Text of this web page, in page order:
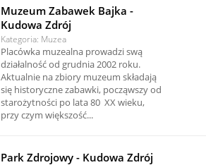
Muzeum Zabawek Bajka -
Kudowa Zdrój
Kategoria: Muzea
Placówka muzealna prowadzi swą
działalność od grudnia 2002 roku.
Aktualnie na zbiory muzeum składają
się historyczne zabawki, począwszy od
starożytności po lata 80 XX wieku,
przy czym większość...
Park Zdrojowy - Kudowa Zdrój